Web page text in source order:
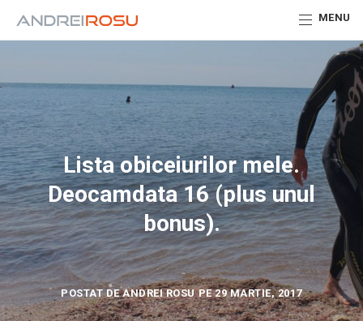
MENU
Lista obiceiurilor mele.
Deocamdata 16 (plus unul
bonus).
POSTAT DE ANDREI ROSU PE 29 MARTIE, 2017